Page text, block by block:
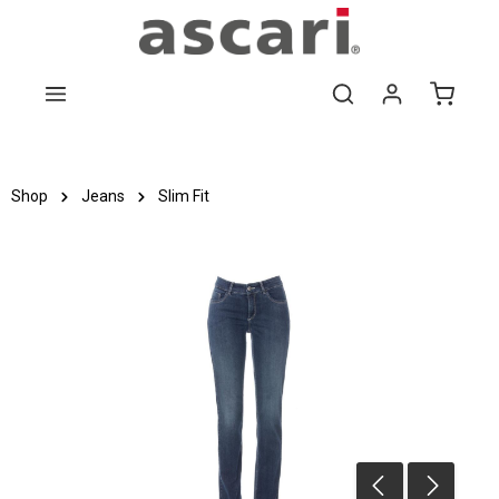
Zum Hauptinhalt springen
Shop Jeans Slim Fit